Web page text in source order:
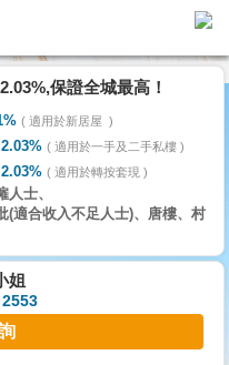
保證全城最高！
適用於新居屋
適用於一手及二手私樓
適用於轉按套現
士、
(適合收入不足人士)、唐樓、村
姐